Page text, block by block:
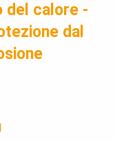
del calore -
dal